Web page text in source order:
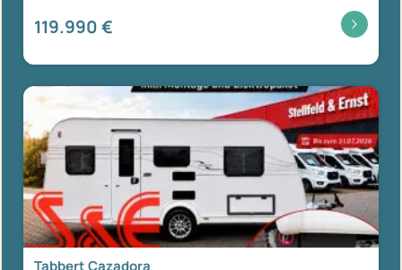
119.990 €
Tabbert Cazadora